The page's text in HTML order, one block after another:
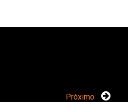
Próximo